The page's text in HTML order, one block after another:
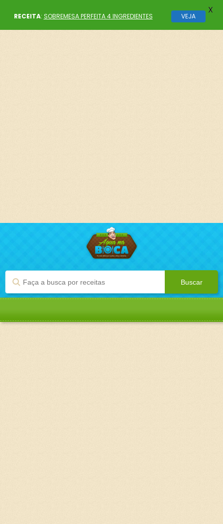
RECEITA: SOBREMESA PERFEITA 4 INGREDIENTES VEJA
X